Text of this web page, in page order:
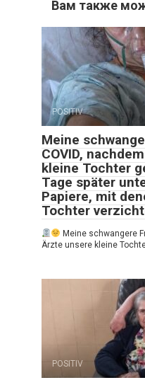
Вам также
POSITIV
Meine
COVID,
kleine Tochter
Tage später
Papiere, mit
Tochter
Meine schwangere
Ärzte unsere kleine
POSITIV